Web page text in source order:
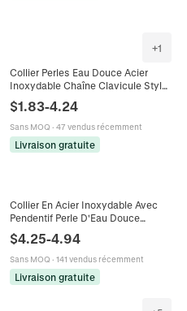
+1
Collier Perles Eau Douce Acier
Inoxydable Chaîne Clavicule Style
Français Vintage Élégant Bijoux
Fleur Pour Femmes
$1.83-4.24
Sans MOQ · 47 vendus récemment
Livraison gratuite
Collier En Acier Inoxydable Avec
Pendentif Perle D'Eau Douce
Baroque Chaîne Trombone Plaqué
Or Forme En Y Bijoux Élégants
$4.25-4.94
Sans MOQ · 141 vendus récemment
Livraison gratuite